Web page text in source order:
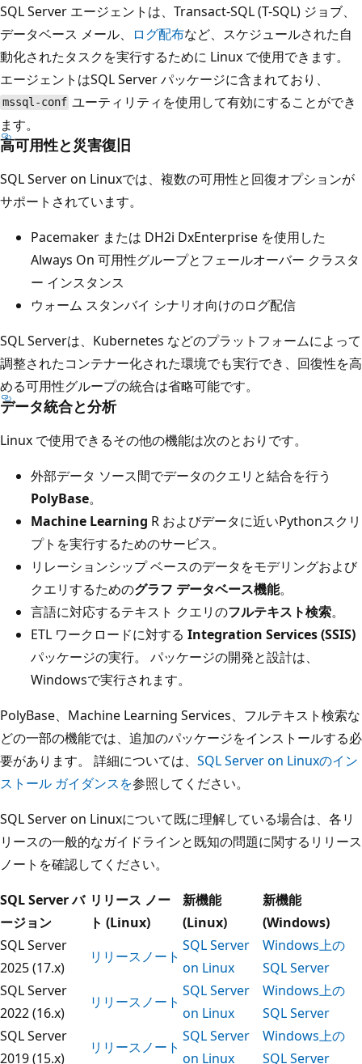
SQL Server エージェントは、Transact-SQL (T-SQL) ジョブ、
データベース メール、
ログ配布など、スケジュールされた自
動化されたタスクを実行するために Linux で使用できます。
エージェントはSQL Server パッケージに含まれており、
mssql-conf ユーティリティを使用して有効にすることができ
ます。
高可用性と災害復旧
SQL Server on Linuxでは、複数の可用性と回復オプションが
サポートされています。
Pacemaker または DH2i DxEnterprise を使用した
Always On 可用性グループとフェールオーバー クラスタ
ー インスタンス
ウォーム スタンバイ シナリオ向けのログ配信
SQL Serverは、Kubernetes などのプラットフォームによって
調整されたコンテナー化された環境でも実行でき、回復性を高
める可用性グループの統合は省略可能です。
データ統合と分析
Linux で使用できるその他の機能は次のとおりです。
外部データ ソース間でデータのクエリと結合を行う
PolyBase。
Machine Learning R およびデータに近いPythonスクリ
プトを実行するためのサービス。
リレーションシップ ベースのデータをモデリングおよび
クエリするためのグラフ データベース機能。
言語に対応するテキスト クエリのフルテキスト検索。
ETL ワークロードに対する Integration Services (SSIS)
パッケージの実行。 パッケージの開発と設計は、
Windowsで実行されます。
PolyBase、Machine Learning Services、フルテキスト検索な
どの一部の機能では、追加のパッケージをインストールする必
要があります。 詳細については、 SQL Server on Linuxのイン
ストール ガイダンスを参照してください。
SQL Server on Linuxについて既に理解している場合は、各リ
リースの一般的なガイドラインと既知の問題に関するリリース
ノートを確認してください。
SQL Server バ
ージョン
リリース ノー
ト (Linux)
新機能
(Linux)
新機能
(Windows)
SQL Server
2025 (17.x)
リリースノート
SQL Server
on Linux
Windows上の
SQL Server
SQL Server
2022 (16.x)
リリースノート
SQL Server
on Linux
Windows上の
SQL Server
SQL Server
2019 (15.x)
リリースノート
SQL Server
on Linux
Windows上の
SQL Server